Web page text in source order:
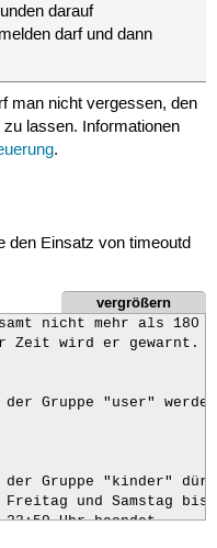
darauf
darf und dann
man nicht vergessen, den
lassen. Informationen
.
den Einsatz von timeoutd
vergrößern
nicht mehr als 180
Zeit wird er gewarnt.
Gruppe "user" werden
Gruppe "kinder"
und Samstag bis
23:59 Uhr beendet.